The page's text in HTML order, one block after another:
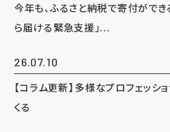
今年も、ふるさと納税で寄付がで
ら届ける緊急支援」...
26.07.10
【コラム更新】多様なプロフェッシ
くる